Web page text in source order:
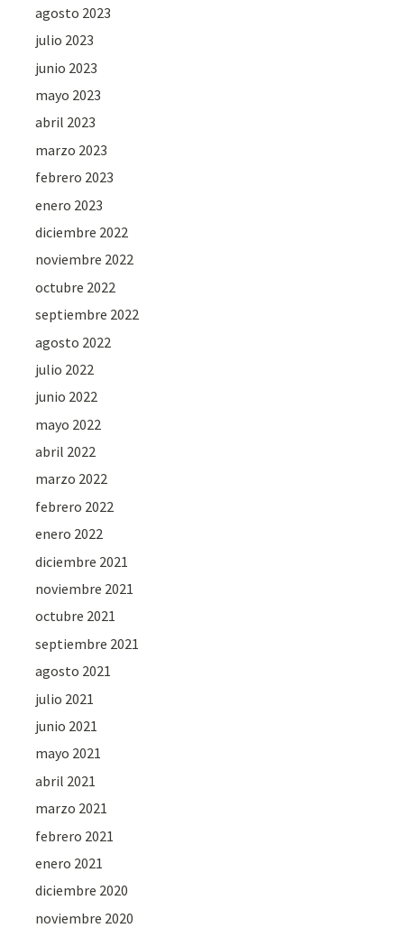
agosto 2023
julio 2023
junio 2023
mayo 2023
abril 2023
marzo 2023
febrero 2023
enero 2023
diciembre 2022
noviembre 2022
octubre 2022
septiembre 2022
agosto 2022
julio 2022
junio 2022
mayo 2022
abril 2022
marzo 2022
febrero 2022
enero 2022
diciembre 2021
noviembre 2021
octubre 2021
septiembre 2021
agosto 2021
julio 2021
junio 2021
mayo 2021
abril 2021
marzo 2021
febrero 2021
enero 2021
diciembre 2020
noviembre 2020